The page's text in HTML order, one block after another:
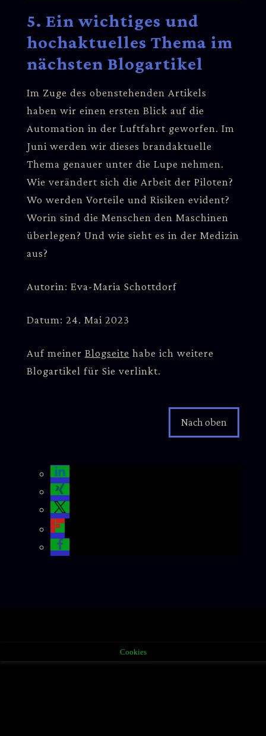
5. Ein wichtiges und
hochaktuelles Thema im
nächsten Blogartikel
Im Zuge des obenstehenden Artikels
haben wir einen ersten Blick auf die
Automation in der Luftfahrt geworfen. Im
Juni werden wir dieses brandaktuelle
Thema genauer unter die Lupe nehmen.
Wie verändert sich die Arbeit der Piloten?
Wo werden Vorteile und Risiken evident?
Worin sind die Menschen den Maschinen
überlegen? Und wie sieht es in der Medizin
aus?
Autorin: Eva-Maria Schottdorf
Datum: 24. Mai 2023
Auf meiner Blogseite habe ich weitere
Blogartikel für Sie verlinkt.
Nach oben
Cookies